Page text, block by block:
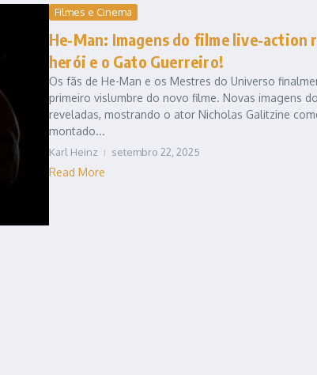
Filmes e Cinema
He-Man: Imagens do filme live-action
herói e o Gato Guerreiro!
Os fãs de He-Man e os Mestres do Universo
primeiro vislumbre do novo filme. Novas imagens
reveladas, mostrando o ator Nicholas Galitzine
montado...
Karl Heinz setembro 22, 2025
Read More